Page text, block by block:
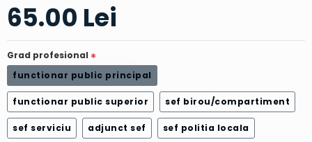
65.00 Lei
Grad profesional
functionar public principal
functionar public superior sef birou/compartiment
sef serviciu adjunct sef sef politia locala